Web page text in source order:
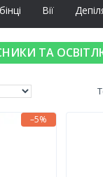
Вії
ТА
–5%